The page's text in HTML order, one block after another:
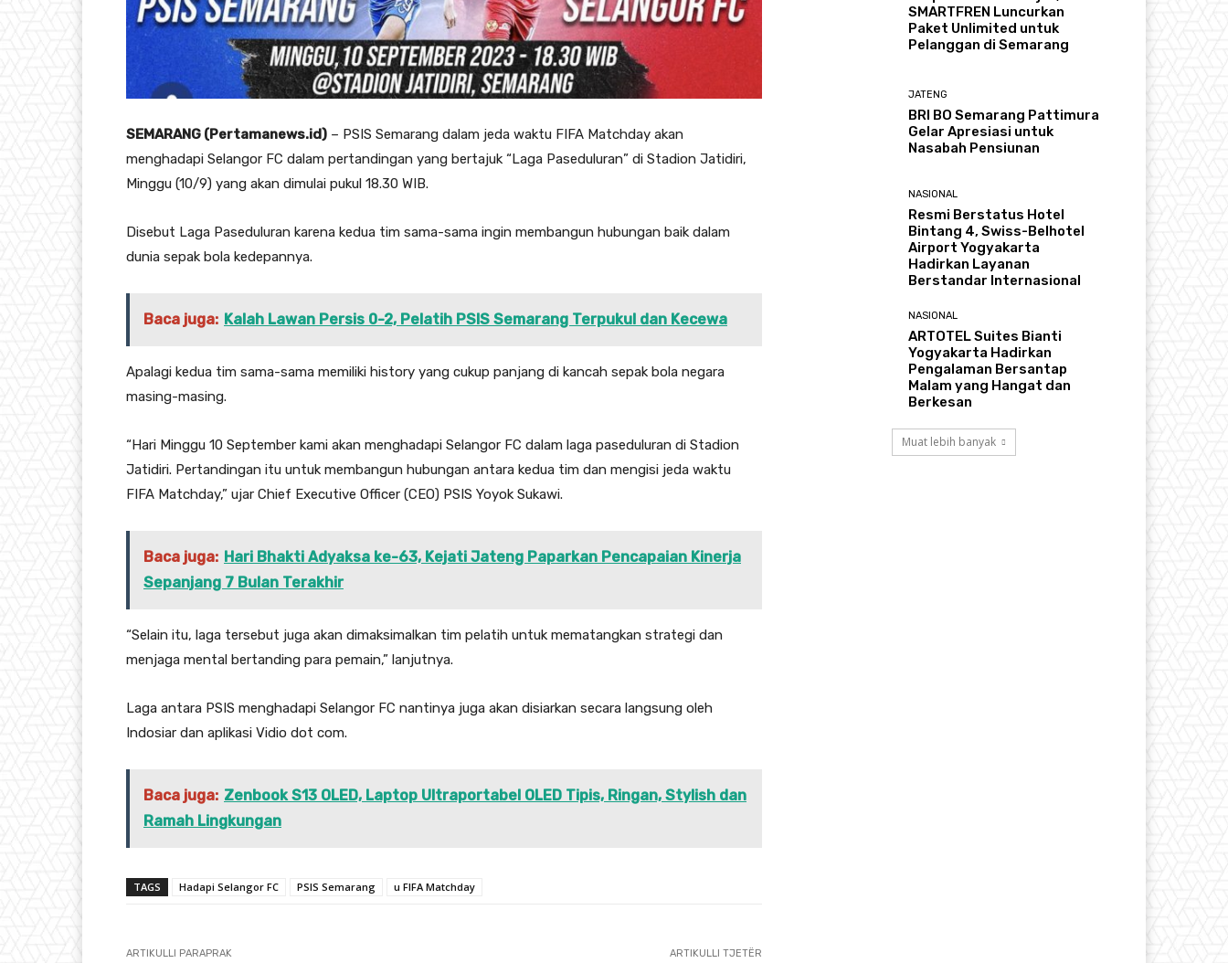
SEMARANG (Pertamanews.id) – PSIS Semarang dalam jeda waktu FIFA Matchday akan
menghadapi Selangor FC dalam pertandingan yang bertajuk “Laga Paseduluran” di Stadion Jatidiri,
Minggu (10/9) yang akan dimulai pukul 18.30 WIB.
Disebut Laga Paseduluran karena kedua tim sama-sama ingin membangun hubungan baik dalam
dunia sepak bola kedepannya.
Baca juga: Kalah Lawan Persis 0-2, Pelatih PSIS Semarang Terpukul dan Kecewa
Apalagi kedua tim sama-sama memiliki history yang cukup panjang di kancah sepak bola negara
masing-masing.
“Hari Minggu 10 September kami akan menghadapi Selangor FC dalam laga paseduluran di Stadion
Jatidiri. Pertandingan itu untuk membangun hubungan antara kedua tim dan mengisi jeda waktu
FIFA Matchday,” ujar Chief Executive Officer (CEO) PSIS Yoyok Sukawi.
Baca juga: Hari Bhakti Adyaksa ke-63, Kejati Jateng Paparkan Pencapaian Kinerja
Sepanjang 7 Bulan Terakhir
“Selain itu, laga tersebut juga akan dimaksimalkan tim pelatih untuk mematangkan strategi dan
menjaga mental bertanding para pemain,” lanjutnya.
Laga antara PSIS menghadapi Selangor FC nantinya juga akan disiarkan secara langsung oleh
Indosiar dan aplikasi Vidio dot com.
Baca juga: Zenbook S13 OLED, Laptop Ultraportabel OLED Tipis, Ringan, Stylish dan
Ramah Lingkungan
TAGS Hadapi Selangor FC PSIS Semarang u FIFA Matchday
ARTIKULLI PARAPRAK ARTIKULLI TJETËR
SMARTFREN Luncurkan
Paket Unlimited untuk
Pelanggan di Semarang
JATENG
BRI BO Semarang Pattimura
Gelar Apresiasi untuk
Nasabah Pensiunan
NASIONAL
Resmi Berstatus Hotel
Bintang 4, Swiss-Belhotel
Airport Yogyakarta
Hadirkan Layanan
Berstandar Internasional
NASIONAL
ARTOTEL Suites Bianti
Yogyakarta Hadirkan
Pengalaman Bersantap
Malam yang Hangat dan
Berkesan
Muat lebih banyak